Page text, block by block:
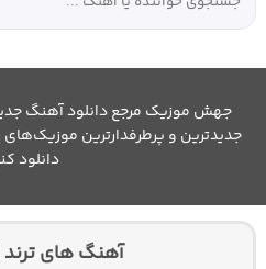
جهش موزیک مرجع دانلود آهنگ جدید
جدیدترین و پرطرفدارترین
دانلود
آهنگ های ترند